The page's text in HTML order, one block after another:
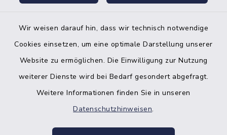
Wir weisen darauf hin, dass wir technisch notwendige
Cookies einsetzen, um eine optimale Darstellung unserer
Website zu ermöglichen. Die Einwilligung zur Nutzung
weiterer Dienste wird bei Bedarf gesondert abgefragt.
Weitere Informationen finden Sie in unseren
Datenschutzhinweisen.
Bankverbindung der Amtskasse
Barrierefreiheit